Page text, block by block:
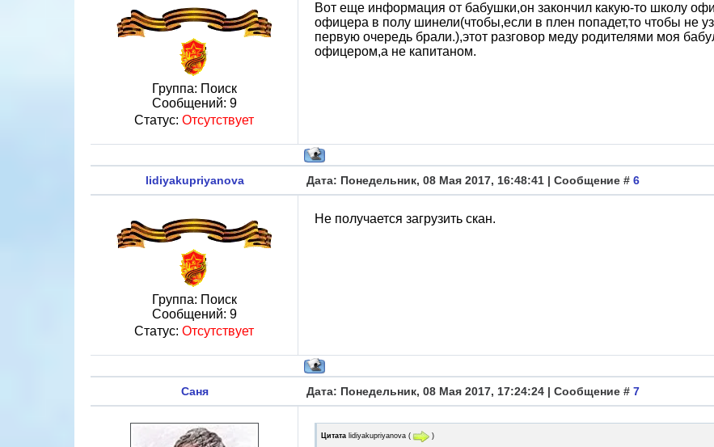
Группа: Поиск
Сообщений: 9
Статус: Отсутствует
Вот еще информация от бабушки,он закончил какую-то школу
офицера в полу шинели(чтобы,если в плен попадет,то чтобы не
первую очередь брали.),этот разговор меду родителями моя
офицером,а не капитаном.
lidiyakupriyanova Дата: Понедельник, 08 Мая 2017, 16:48:41 | Сообщение # 6
Группа: Поиск
Сообщений: 9
Статус: Отсутствует
Не получается загрузить скан.
Саня Дата: Понедельник, 08 Мая 2017, 17:24:24 | Сообщение # 7
Цитата lidiyakupriyanova ( )